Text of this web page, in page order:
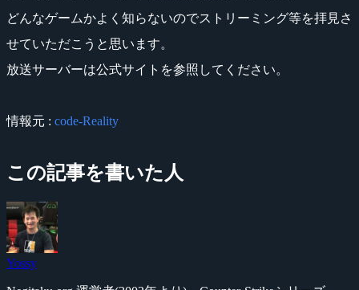
どんなゲームかよく知らないのでストリーミング等を拝見さ
せていただこうと思います。
放送サーバーは公式サイトを参照してください。
情報元 : code-Reality
この記事を書いた人
Yossy